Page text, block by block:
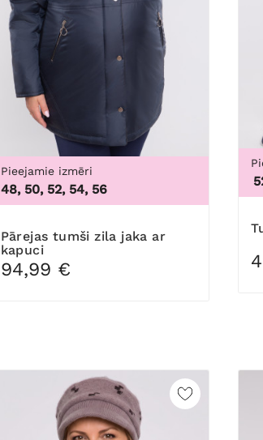
Pieejamie izmēri
48, 50, 52, 54, 56
Pārejas tumši zila jaka ar
kapuci
94,99 €
46, 50,